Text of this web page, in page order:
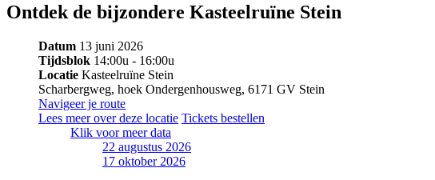
Ontdek de bijzondere Kasteelruïne Stein
Datum 13 juni 2026
Tijdsblok 14:00u - 16:00u
Locatie Kasteelruïne Stein
Scharbergweg, hoek Ondergenhousweg, 6171 GV Stein
Navigeer je route
Lees meer over deze locatie Tickets bestellen
Klik voor meer data
22 augustus 2026
17 oktober 2026